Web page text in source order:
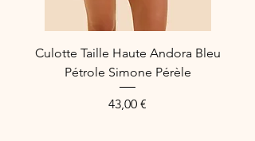
Culotte Taille Haute Andora Bleu
Pétrole Simone Pérèle
Preis
43,00 €